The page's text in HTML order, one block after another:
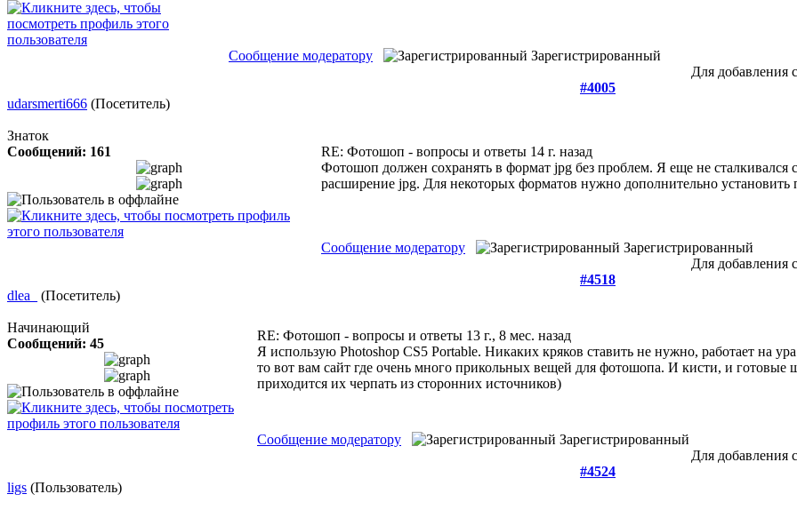
Сообщение модератору
Зарегистрированный
Для добавления
#4005
udarsmerti666 (Посетитель)
Знаток
Сообщений: 161
RE: Фотошоп - вопросы и ответы 14 г. назад
Фотошоп должен сохранять в формат jpg без проблем. Я еще не
расширение jpg. Для некоторых форматов нужно дополнительно установить
Сообщение модератору
Зарегистрированный
Для добавления
#4518
dlea_
(Посетитель)
Начинающий
Сообщений: 45
RE: Фотошоп - вопросы и ответы 13 г., 8 мес. назад
Я использую Photoshop CS5 Portable. Никаких кряков ставить не нужно, работает на
то вот вам сайт где очень много прикольных вещей для фотошопа. И кисти, и готовые
приходится их черпать из сторонних источников)
Сообщение модератору
Зарегистрированный
Для добавления
#4524
ligs (Пользователь)